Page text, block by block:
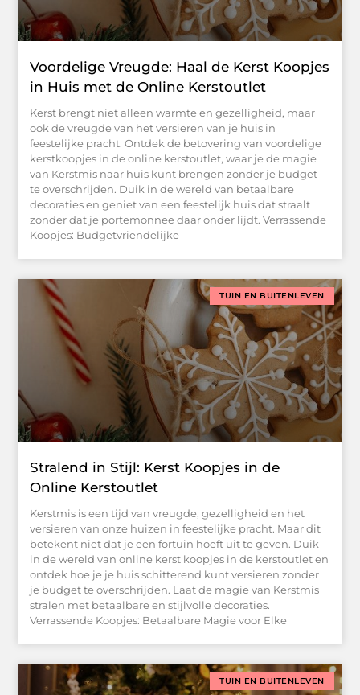
Voordelige Vreugde: Haal de Kerst Koopjes
in Huis met de Online Kerstoutlet
Kerst brengt niet alleen warmte en gezelligheid, maar
ook de vreugde van het versieren van je huis in
feestelijke pracht. Ontdek de betovering van voordelige
kerstkoopjes in de online kerstoutlet, waar je de magie
van Kerstmis naar huis kunt brengen zonder je budget
te overschrijden. Duik in de wereld van betaalbare
decoraties en geniet van een feestelijk huis dat straalt
zonder dat je portemonnee daar onder lijdt. Verrassende
Koopjes: Budgetvriendelijke
TUIN EN BUITENLEVEN
Stralend in Stijl: Kerst Koopjes in de
Online Kerstoutlet
Kerstmis is een tijd van vreugde, gezelligheid en het
versieren van onze huizen in feestelijke pracht. Maar dit
betekent niet dat je een fortuin hoeft uit te geven. Duik
in de wereld van online kerst koopjes in de kerstoutlet en
ontdek hoe je je huis schitterend kunt versieren zonder
je budget te overschrijden. Laat de magie van Kerstmis
stralen met betaalbare en stijlvolle decoraties.
Verrassende Koopjes: Betaalbare Magie voor Elke
TUIN EN BUITENLEVEN